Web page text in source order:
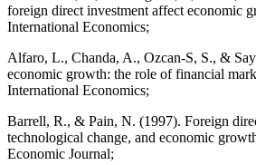
foreign direct investment affect economic
International Economics;
Alfaro, L., Chanda, A., Ozcan-S, S., &
economic growth: the role of financial
International Economics;
Barrell, R., & Pain, N. (1997). Foreign
technological change, and economic
Economic Journal;